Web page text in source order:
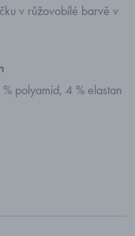
v růžovobílé barvě v
polyamid, 4 % elastan